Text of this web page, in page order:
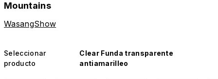
Mountains
WasangShow
Seleccionar
producto
Clear Funda transparente
antiamarilleo